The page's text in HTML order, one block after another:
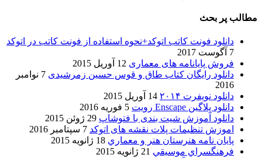
مطالب پر بحث
دانلود فونت کاتب اتوکد+نحوه استفاده از فونت کاتب در اتوکد
7 آگوست 2017
فروش پایانامه های معماری 12 آوریل 2015
دانلود رایگان کتاب طاق و قوس حسین زمرشیدی
7 نوامبر
2016
دانلود نویفرت ۲۰۱۴
14 آوریل 2015
دانلود پلاگین Enscape رویت
5 فوریه 2016
دانلود آموزش شیت بندی با فتوشاپ 29 ژوئن 2015
اموزش تنظیمات پلات نقشه های اتوکد 7 سپتامبر 2016
پایان نامه هنرستان هنر و معماري 18 ژانویه 2015
فرهنگسراي موسيقي 21 ژانویه 2015